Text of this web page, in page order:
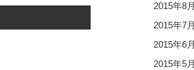
2015年8月
2015年7月
2015年6月
2015年5月